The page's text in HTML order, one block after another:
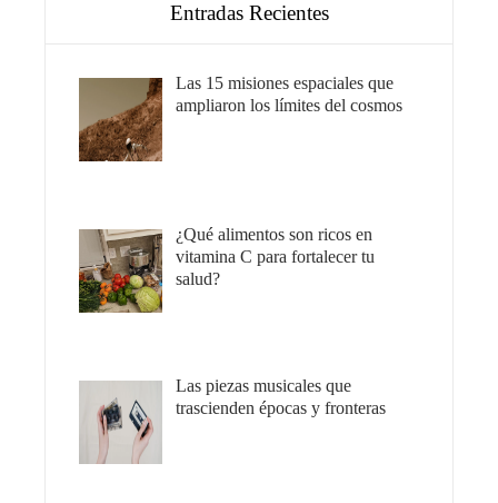
Entradas Recientes
Las 15 misiones espaciales que
ampliaron los límites del cosmos
¿Qué alimentos son ricos en
vitamina C para fortalecer tu
salud?
Las piezas musicales que
trascienden épocas y fronteras